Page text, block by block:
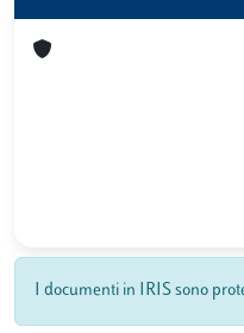
I documenti in IRIS sono